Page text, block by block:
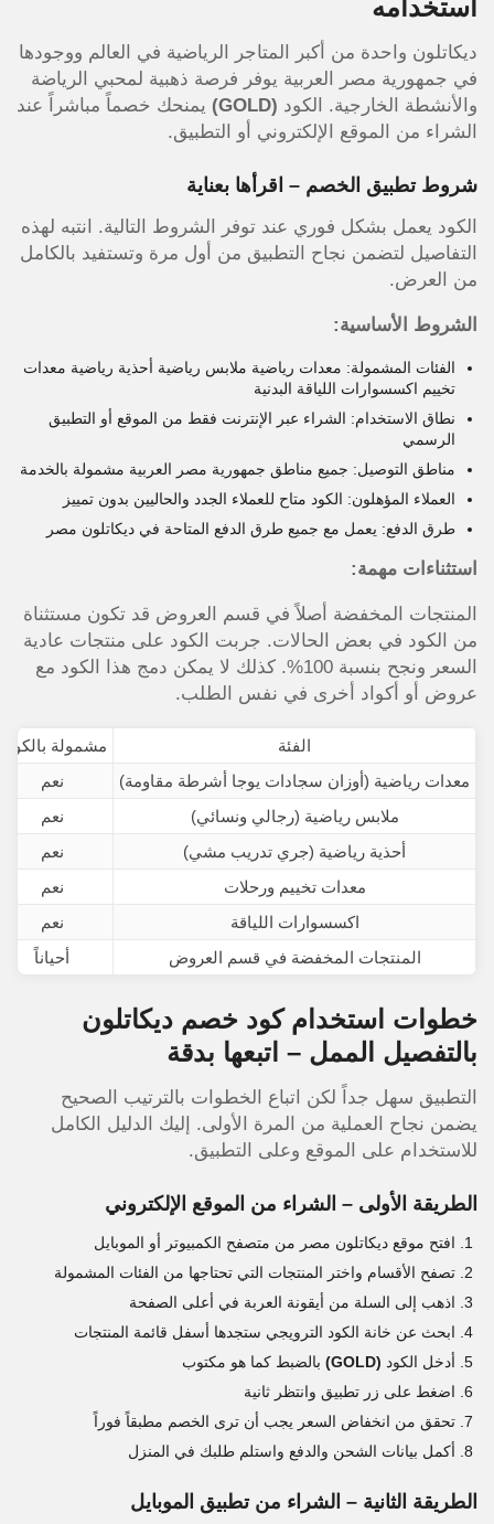
استخدامه
ديكاتلون واحدة من أكبر المتاجر الرياضية في العالم ووجودها
في جمهورية مصر العربية يوفر فرصة ذهبية لمحبي الرياضة
والأنشطة الخارجية. الكود (GOLD)
يمنحك خصماً مباشراً عند
الشراء من الموقع الإلكتروني أو التطبيق.
شروط تطبيق الخصم – اقرأها بعناية
الكود يعمل بشكل فوري عند توفر الشروط التالية. انتبه لهذه
التفاصيل لتضمن نجاح التطبيق من أول مرة وتستفيد بالكامل
من العرض.
الشروط الأساسية:
الفئات المشمولة: معدات رياضية ملابس رياضية أحذية رياضية معدات
تخييم اكسسوارات اللياقة البدنية
نطاق الاستخدام: الشراء عبر الإنترنت فقط من الموقع أو التطبيق
الرسمي
مناطق التوصيل: جميع مناطق جمهورية مصر العربية مشمولة بالخدمة
العملاء المؤهلون: الكود متاح للعملاء الجدد والحاليين بدون تمييز
طرق الدفع: يعمل مع جميع طرق الدفع المتاحة في ديكاتلون مصر
استثناءات مهمة:
المنتجات المخفضة أصلاً في قسم العروض قد تكون مستثناة
من الكود في بعض الحالات. جربت الكود على منتجات عادية
السعر ونجح بنسبة 100%. كذلك لا يمكن دمج هذا الكود مع
عروض أو أكواد أخرى في نفس الطلب.
الفئة
مشمولة
معدات رياضية (أوزان سجادات يوجا أشرطة مقاومة)
نعم
ملابس رياضية (رجالي ونسائي)
نعم
أحذية رياضية (جري تدريب مشي)
نعم
معدات تخييم ورحلات
نعم
اكسسوارات اللياقة
نعم
المنتجات المخفضة في قسم العروض
أحياناً
خطوات استخدام كود خصم ديكاتلون
بالتفصيل الممل – اتبعها بدقة
التطبيق سهل جداً لكن اتباع الخطوات بالترتيب الصحيح
يضمن نجاح العملية من المرة الأولى. إليك الدليل الكامل
للاستخدام على الموقع وعلى التطبيق.
الطريقة الأولى – الشراء من الموقع الإلكتروني
افتح موقع ديكاتلون مصر من متصفح الكمبيوتر أو الموبايل
تصفح الأقسام واختر المنتجات التي تحتاجها من الفئات المشمولة
اذهب إلى السلة من أيقونة العربة في أعلى الصفحة
ابحث عن خانة الكود الترويجي ستجدها أسفل قائمة المنتجات
أدخل الكود (GOLD)
بالضبط كما هو مكتوب
اضغط على زر تطبيق وانتظر ثانية
تحقق من انخفاض السعر يجب أن ترى الخصم مطبقاً فوراً
أكمل بيانات الشحن والدفع واستلم طلبك في المنزل
الطريقة الثانية – الشراء من تطبيق الموبايل